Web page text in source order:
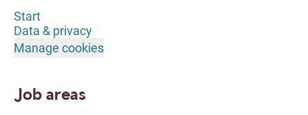
Start
Data & privacy
Manage cookies
Job areas